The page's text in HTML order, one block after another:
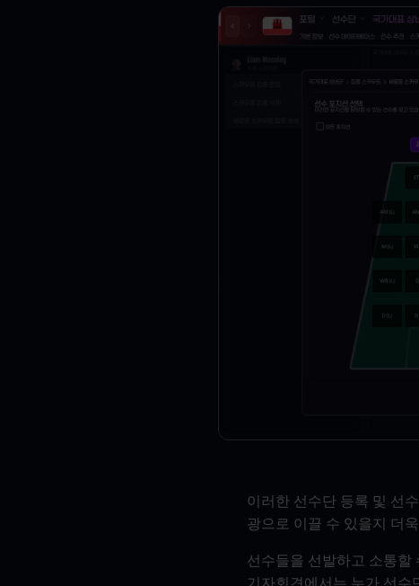
이러한 선수단 등록 및 선
광으로 이끌 수 있을지 더
선수들을 선발하고 소통할